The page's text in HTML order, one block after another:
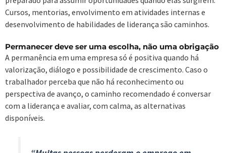
Cursos, mentorias, envolvimento em atividades internas e
desenvolvimento de habilidades de liderança são caminhos.
Permanecer deve ser uma escolha, não uma obrigação
A permanência em uma empresa só é positiva quando há
valorização, diálogo e possibilidade de crescimento. Caso o
trabalhador perceba que não há reconhecimento ou
perspectiva de avanço, o caminho recomendado é conversar
com a liderança e avaliar, com calma, as alternativas
disponíveis.